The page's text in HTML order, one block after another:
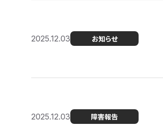
2025.12.03 お知らせ
2025.12.03 障害報告